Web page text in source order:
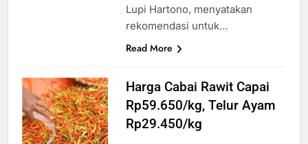
Lupi Hartono, menyatakan
rekomendasi untuk…
Read More
Harga Cabai Rawit Capai
Rp59.650/kg, Telur Ayam
Rp29.450/kg